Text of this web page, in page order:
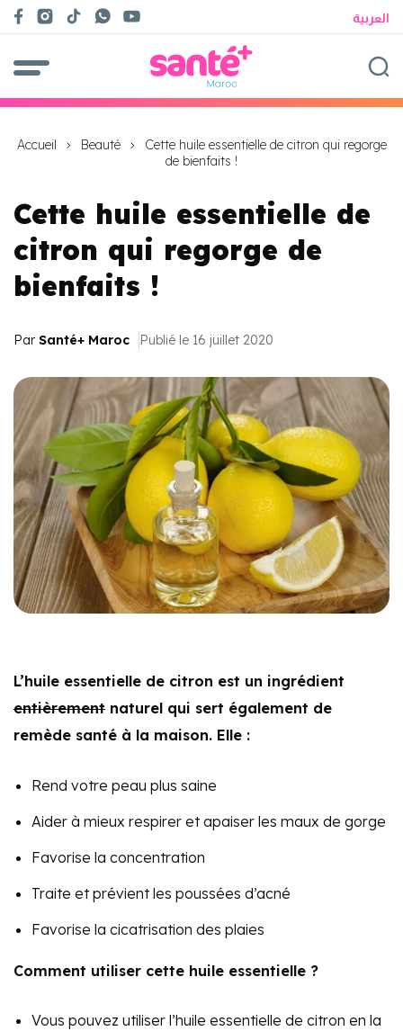
العربية
Accueil Beauté
Cette huile essentielle de citron qui regorge
de bienfaits !
Cette huile essentielle de
citron qui regorge de
bienfaits !
Par Santé+ Maroc Publié le 16 juillet 2020
L’huile essentielle de citron est un ingrédient
entièrement naturel qui sert également de
remède santé à la maison. Elle :
Rend votre peau plus saine
Aider à mieux respirer et apaiser les maux de gorge
Favorise la concentration
Traite et prévient les poussées d’acné
Favorise la cicatrisation des plaies
Comment utiliser cette huile essentielle ?
Vous pouvez utiliser l’huile essentielle de citron en la